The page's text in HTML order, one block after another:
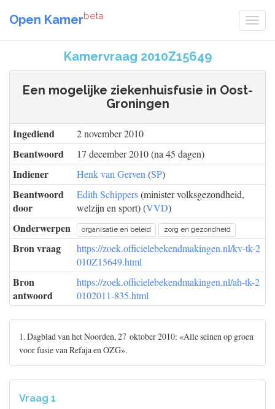
Open Kamerbeta
Kamervraag 2010Z15649
Een mogelijke ziekenhuisfusie in Oost-
Groningen
Ingediend 2 november 2010
Beantwoord 17 december 2010 (na 45 dagen)
Indiener Henk van Gerven (SP)
Beantwoord
door
Edith Schippers(minister volksgezondheid,
welzijn en sport) (VVD)
Onderwerpen organisatie en beleid zorg en gezondheid
Bron vraag
https://zoek.officielebekendmakingen.nl/kv-tk-2
010Z15649.html
Bron
antwoord
https://zoek.officielebekendmakingen.nl/ah-tk-2
0102011-835.html
1. Dagblad van het Noorden, 27 oktober 2010: «Alle seinen op groen
voor fusie van Refaja en OZG».
Vraag 1